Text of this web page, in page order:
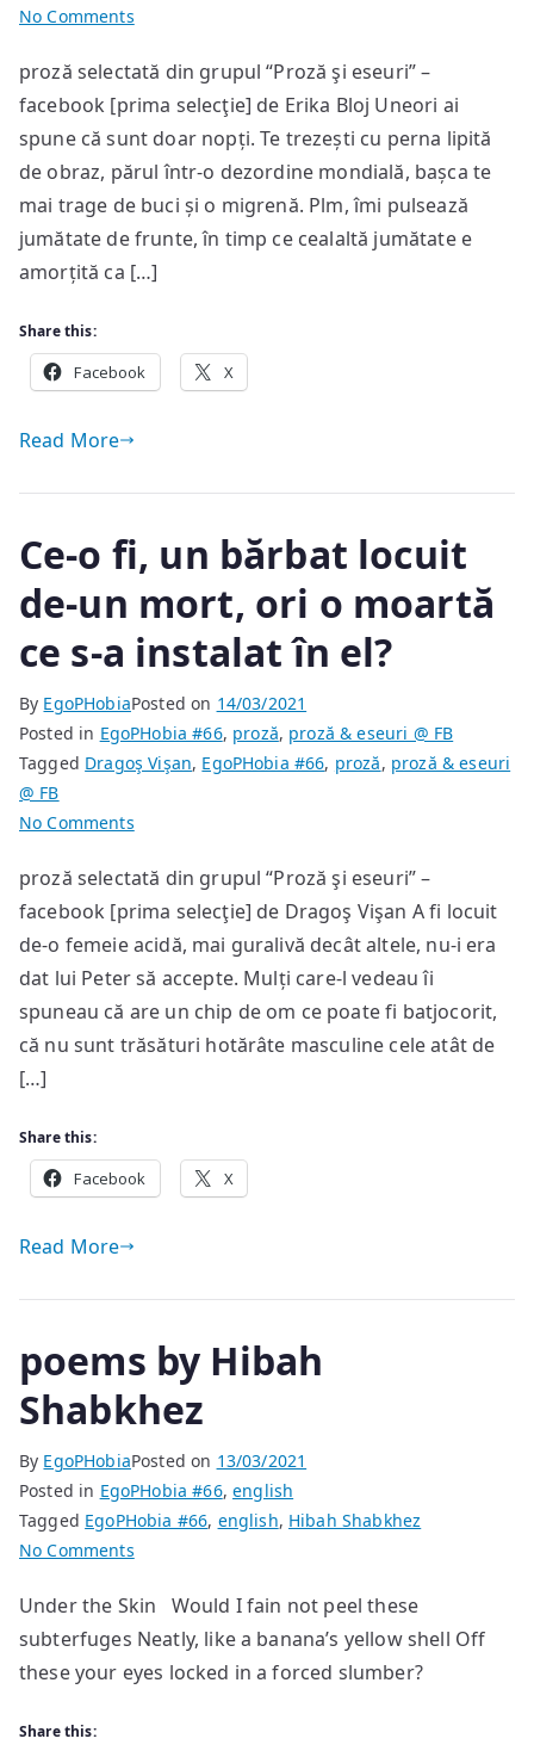
No Commentson
zi
din
viața
fără
zile
proză selectată din grupul “Proză şi eseuri” –
facebook [prima selecţie] de Erika Bloj Uneori ai
spune că sunt doar nopți. Te trezești cu perna lipită
de obraz, părul într-o dezordine mondială, bașca te
mai trage de buci și o migrenă. Plm, îmi pulsează
jumătate de frunte, în timp ce cealaltă jumătate e
amorțită ca […]
Share this:
Facebook X
Read More
Ce-o fi, un bărbat locuit
de-un mort, ori o moartă
ce s-a instalat în el?
By EgoPHobiaPosted on 14/03/2021
Posted in EgoPHobia #66, proză, proză & eseuri @ FB
Tagged Dragoş Vişan, EgoPHobia #66, proză, proză & eseuri
@ FB
No Commentson
o
fi,
un
bărbat
un
moartă
instalat
el?
proză selectată din grupul “Proză şi eseuri” –
facebook [prima selecţie] de Dragoş Vişan A fi locuit
de-o femeie acidă, mai guralivă decât altele, nu-i era
dat lui Peter să accepte. Mulți care-l vedeau îi
spuneau că are un chip de om ce poate fi batjocorit,
că nu sunt trăsături hotărâte masculine cele atât de
[…]
Share this:
Facebook X
Read More
poems by Hibah
Shabkhez
By EgoPHobiaPosted on 13/03/2021
Posted in EgoPHobia #66,english
Tagged EgoPHobia #66, english, Hibah Shabkhez
No Commentson
by
Hibah
Shabkhez
Under the Skin Would I fain not peel these
subterfuges Neatly, like a banana’s yellow shell Off
these your eyes locked in a forced slumber?
Share this: